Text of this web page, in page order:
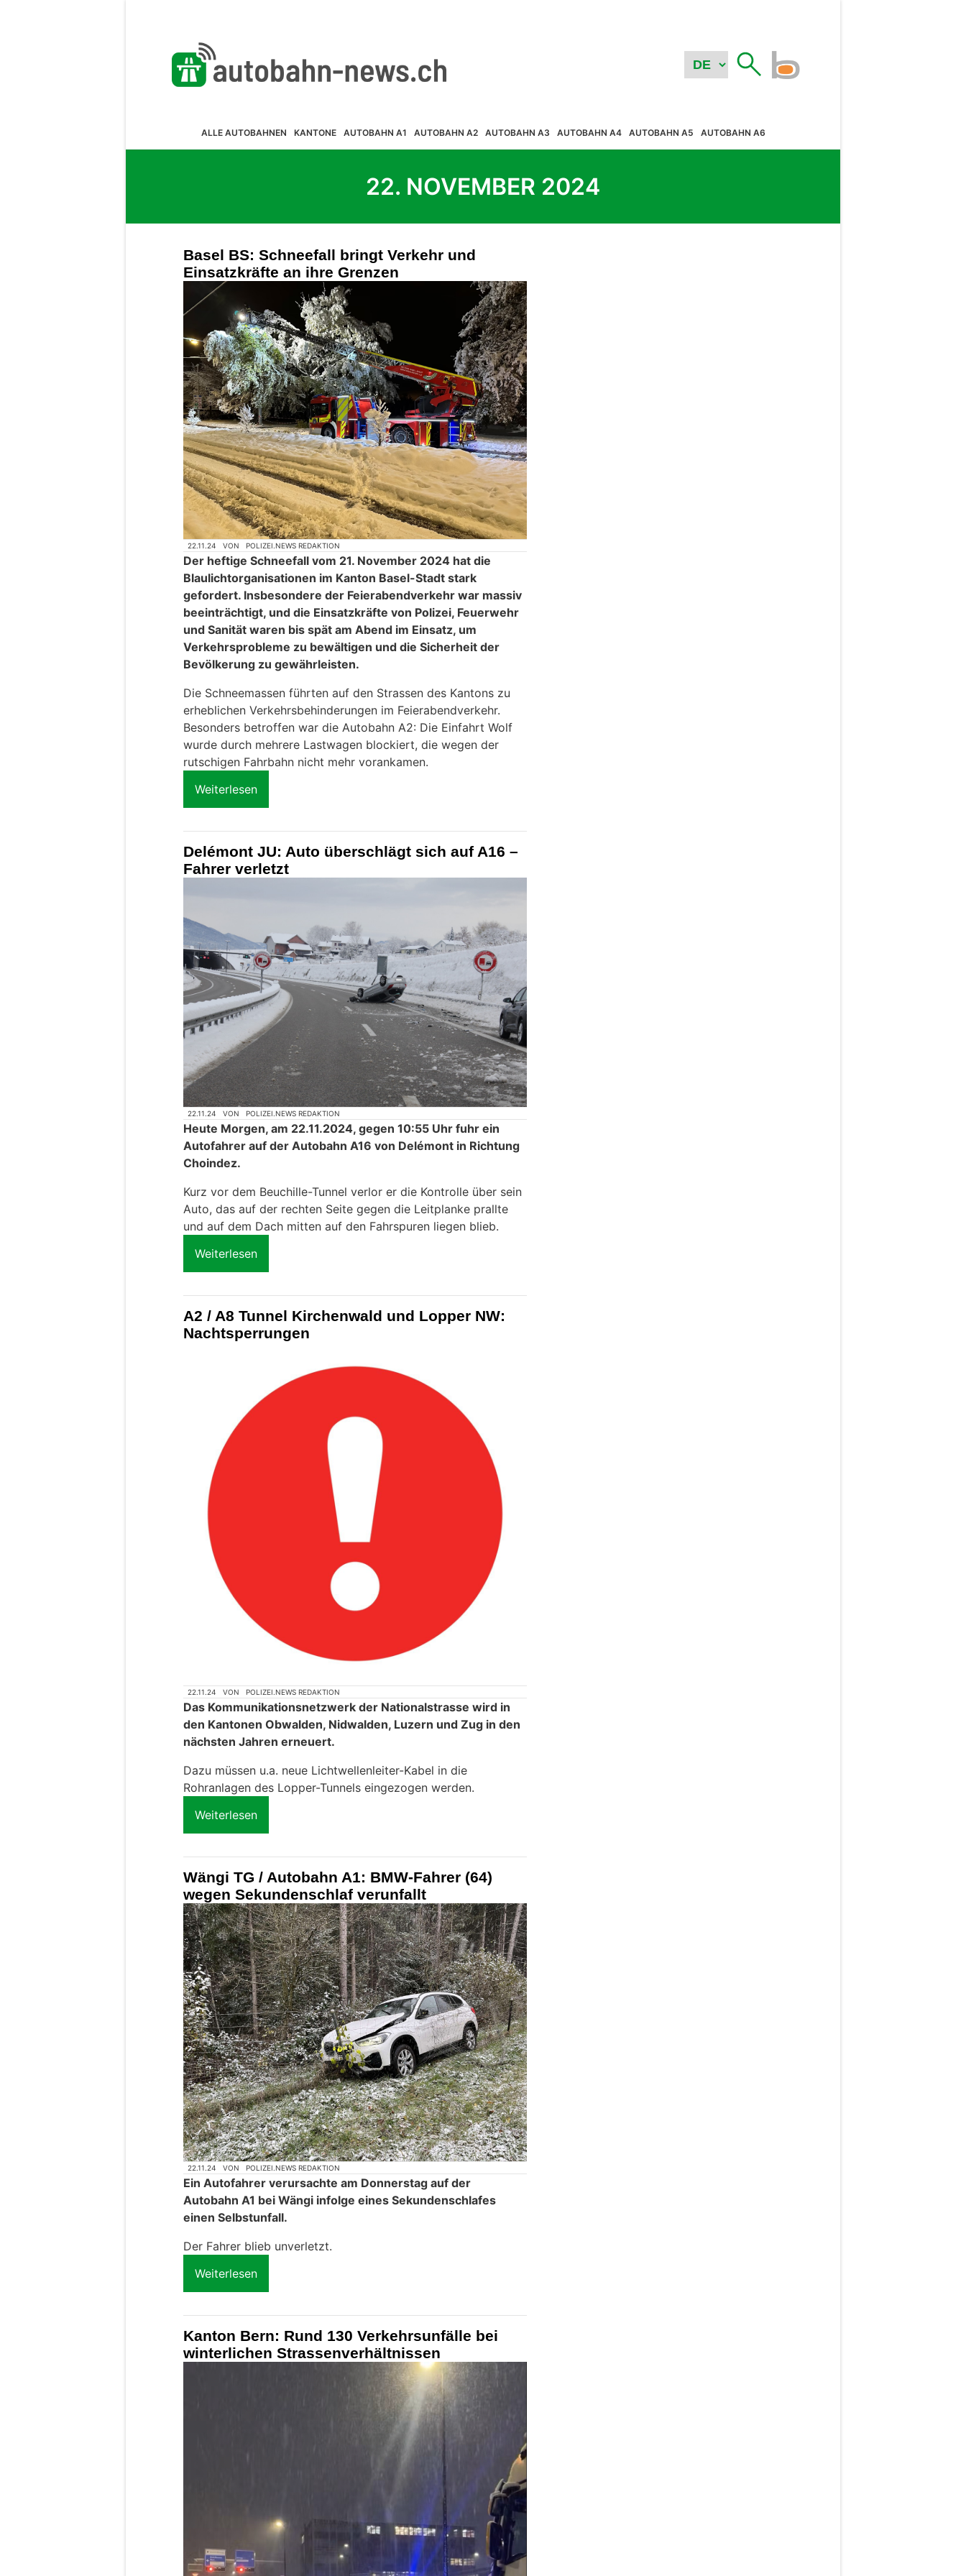
ALLE AUTOBAHNEN KANTONE AUTOBAHN A1 AUTOBAHN A2 AUTOBAHN A3 AUTOBAHN A4 AUTOBAHN A5 AUTOBAHN A6
22. NOVEMBER 2024
Basel BS: Schneefall bringt Verkehr und
Einsatzkräfte an ihre Grenzen
22.11.24 VON POLIZEI.NEWS REDAKTION
Der heftige Schneefall vom 21. November 2024 hat die
Blaulichtorganisationen im Kanton Basel-Stadt stark
gefordert. Insbesondere der Feierabendverkehr war massiv
beeinträchtigt, und die Einsatzkräfte von Polizei, Feuerwehr
und Sanität waren bis spät am Abend im Einsatz, um
Verkehrsprobleme zu bewältigen und die Sicherheit der
Bevölkerung zu gewährleisten.
Die Schneemassen führten auf den Strassen des Kantons zu
erheblichen Verkehrsbehinderungen im Feierabendverkehr.
Besonders betroffen war die Autobahn A2: Die Einfahrt Wolf
wurde durch mehrere Lastwagen blockiert, die wegen der
rutschigen Fahrbahn nicht mehr vorankamen.
Weiterlesen
Delémont JU: Auto überschlägt sich auf A16 –
Fahrer verletzt
22.11.24 VON POLIZEI.NEWS REDAKTION
Heute Morgen, am 22.11.2024, gegen 10:55 Uhr fuhr ein
Autofahrer auf der Autobahn A16 von Delémont in Richtung
Choindez.
Kurz vor dem Beuchille-Tunnel verlor er die Kontrolle über sein
Auto, das auf der rechten Seite gegen die Leitplanke prallte
und auf dem Dach mitten auf den Fahrspuren liegen blieb.
Weiterlesen
A2 / A8 Tunnel Kirchenwald und Lopper NW:
Nachtsperrungen
22.11.24 VON POLIZEI.NEWS REDAKTION
Das Kommunikationsnetzwerk der Nationalstrasse wird in
den Kantonen Obwalden, Nidwalden, Luzern und Zug in den
nächsten Jahren erneuert.
Dazu müssen u.a. neue Lichtwellenleiter-Kabel in die
Rohranlagen des Lopper-Tunnels eingezogen werden.
Weiterlesen
Wängi TG / Autobahn A1: BMW-Fahrer (64)
wegen Sekundenschlaf verunfallt
22.11.24 VON POLIZEI.NEWS REDAKTION
Ein Autofahrer verursachte am Donnerstag auf der
Autobahn A1 bei Wängi infolge eines Sekundenschlafes
einen Selbstunfall.
Der Fahrer blieb unverletzt.
Weiterlesen
Kanton Bern: Rund 130 Verkehrsunfälle bei
winterlichen Strassenverhältnissen